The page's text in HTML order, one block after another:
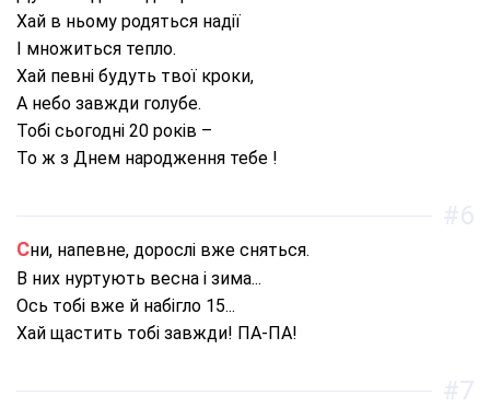
Хай в ньому родяться надії
І множиться тепло.
Хай певні будуть твої кроки,
А небо завжди голубе.
Тобі сьогодні 20 років –
То ж з Днем народження тебе !
Сни, напевне, дорослі вже сняться.
В них нуртують весна і зима...
Ось тобі вже й набігло 15...
Хай щастить тобі завжди! ПА-ПА!
#6
#7